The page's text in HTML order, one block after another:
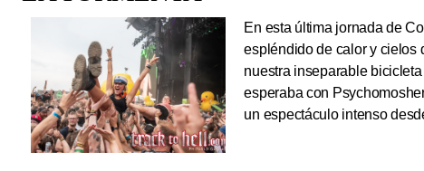
En esta última jornada de
espléndido de calor y cielos
nuestra inseparable
esperaba con
un espectáculo intenso